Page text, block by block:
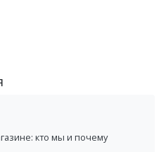
кто мы и почему